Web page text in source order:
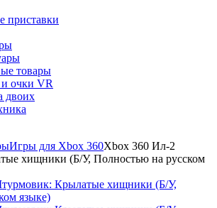
приставки
товары
очки VR
двоих
Игры для Xbox 360Xbox 360 Ил-2
хищники (Б/У, Полностью на русском